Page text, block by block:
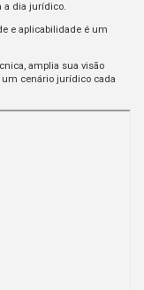
a dia jurídico.
e aplicabilidade é um
amplia sua visão
cenário jurídico cada